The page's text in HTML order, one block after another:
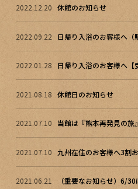
2022.12.20 休館のお知らせ
2022.09.22 日帰り入浴のお客様へ（
2022.01.28 日帰り入浴のお客様へ【
2021.08.18 休館日のお知らせ
2021.07.10 当館は『熊本再発見の旅』★
2021.07.10 九州在住のお客様へ3割
2021.06.21 （重要なお知らせ）6/